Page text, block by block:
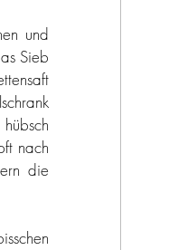
und
Sieb
nach
die